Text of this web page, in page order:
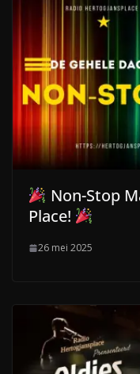
Non-Stop
Place!
26 mei 2025